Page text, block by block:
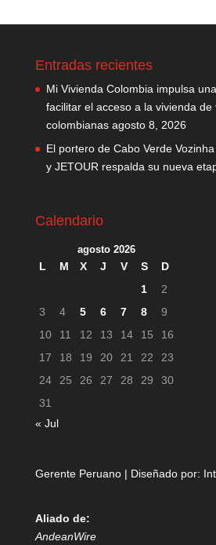
Entradas recientes
Mi Vivienda Colombia impulsa
facilitar el acceso a la vivienda de
colombianas agosto 8, 2026
El portero de Cabo Verde
y JETOUR respalda su nueva
Calendario
agosto 2026
L M X J V S
D
1
2
3
4 5 6 7 8
9
10
11 12 13 14 15
16
17
18 19 20 21 22
23
24
25 26 27 28 29
30
31
« Jul
Gerente Peruano | Diseñado por:
Aliado de:
AndeanWire